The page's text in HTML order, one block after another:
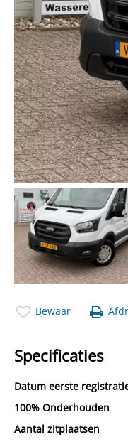
Bewaar
Specificaties
Datum eerste
100% Onderhouden
Aantal zitplaatsen